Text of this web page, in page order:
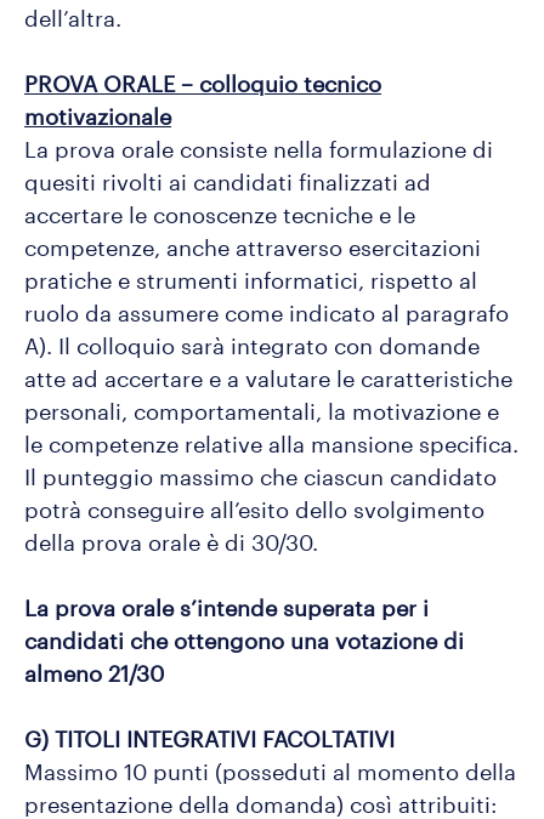
dell’altra.
PROVA ORALE – colloquio tecnico
motivazionale
La prova orale consiste nella formulazione di
quesiti rivolti ai candidati finalizzati ad
accertare le conoscenze tecniche e le
competenze, anche attraverso esercitazioni
pratiche e strumenti informatici, rispetto al
ruolo da assumere come indicato al paragrafo
A). Il colloquio sarà integrato con domande
atte ad accertare e a valutare le caratteristiche
personali, comportamentali, la motivazione e
le competenze relative alla mansione specifica.
Il punteggio massimo che ciascun candidato
potrà conseguire all’esito dello svolgimento
della prova orale è di 30/30.
La prova orale s’intende superata per i
candidati che ottengono una votazione di
almeno 21/30
G) TITOLI INTEGRATIVI FACOLTATIVI
Massimo 10 punti (posseduti al momento della
presentazione della domanda) così attribuiti: